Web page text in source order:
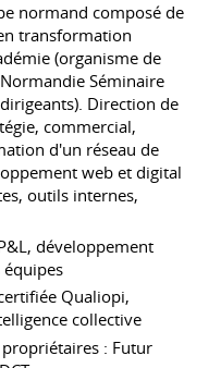
normand composé de
transformation
(organisme de
Séminaire
Direction de
commercial,
d'un réseau de
web et digital
outils internes,
développement
Qualiopi,
collective
: Futur